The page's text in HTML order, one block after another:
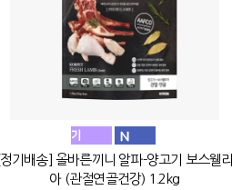
[정기배송] 올바른끼니 알파-양고기 보스웰리
아 (관절연골건강) 1.2kg